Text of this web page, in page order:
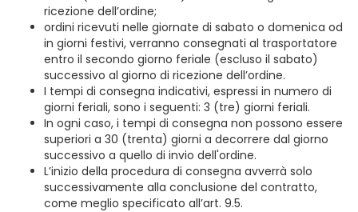
ricezione dell’ordine;
ordini ricevuti nelle giornate di sabato o domenica od
in giorni festivi, verranno consegnati al trasportatore
entro il secondo giorno feriale (escluso il sabato)
successivo al giorno di ricezione dell’ordine.
I tempi di consegna indicativi, espressi in numero di
giorni feriali, sono i seguenti: 3 (tre) giorni feriali.
In ogni caso, i tempi di consegna non possono essere
superiori a 30 (trenta) giorni a decorrere dal giorno
successivo a quello di invio dell'ordine.
L’inizio della procedura di consegna avverrà solo
successivamente alla conclusione del contratto,
come meglio specificato all’art. 9.5.